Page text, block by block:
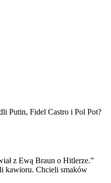
Putin, Fidel Castro i Pol Pot?
z Ewą Braun o Hitlerze.”
kawioru. Chcieli smaków